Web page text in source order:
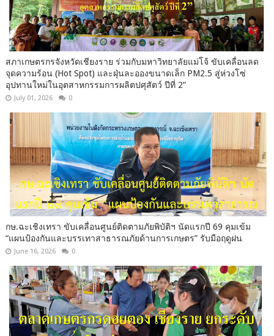
สภาเกษตรกรจังหวัดเชียงราย ร่วมกับมหาวิทยาลัยแม่โจ้ ขับเคลื่อนลด
จุดความร้อน (Hot Spot) และฝุ่นละอองขนาดเล็ก PM2.5 สู่ห่วงโซ่
อุปทานใหม่ในอุตสาหกรรมการผลิตปศุสัตว์ ปีที่ 2”
July 01, 2026 0
กษ.ฉะเชิงเทรา ขับเคลื่อนศูนย์ติดตามภัยพิบัติฯ นัดแรกปี 69 คุมเข้ม
“แผนป้องกันและบรรเทาสาธารณภัยด้านการเกษตร” รับมือฤดูฝน
June 16, 2026 0